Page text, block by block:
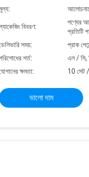
বিবরণ:
পণ্যের
প্রতিটি
সময়:
প্রাক
শর্ত:
এল / সি,
ক্ষমতা:
10 সেট
ভালো দাম